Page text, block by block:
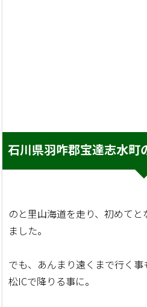
石川県羽咋郡宝達志水町
のと里山海道を走り、初めて
ました。
でも、あんまり遠くまで行く
松ICで降りる事に。